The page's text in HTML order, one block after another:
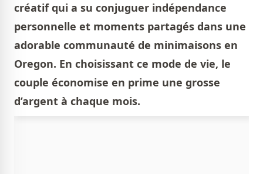
créatif qui a su conjuguer indépendance
personnelle et moments partagés dans une
adorable communauté de minimaisons en
Oregon. En choisissant ce mode de vie, le
couple économise en prime une grosse
d’argent à chaque mois.